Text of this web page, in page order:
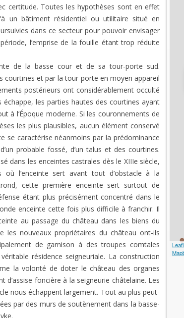
certitude. Toutes les hypothèses sont en effet
un bâtiment résidentiel ou utilitaire situé en
dans ce secteur pour pouvoir envisager
l’emprise de la fouille étant trop réduite
de la basse cour et de sa tour-porte sud.
courtines et par la tour-porte en moyen appareil
postérieurs ont considérablement occulté
les parties hautes des courtines ayant
à l’Époque moderne. Si les couronnements de
les plus plausibles, aucun élément conservé
se caractérise néanmoins par la prédominance
probable fossé, d’un talus et des courtines.
dans les enceintes castrales dès le XIIIe siècle,
l’enceinte sert avant tout d’obstacle à la
cette première enceinte sert surtout de
étant plus précisément concentré dans le
enceinte cette fois plus difficile à franchir. Il
au passage du château dans les biens du
les nouveaux propriétaires du château ont-ils
de garnison à des troupes comtales
résidence seigneuriale. La construction
la volonté de doter le château des organes
d’assise foncière à la seigneurie châtelaine. Les
nous échappent largement. Tout au plus peut-
par des murs de soutènement dans la basse-